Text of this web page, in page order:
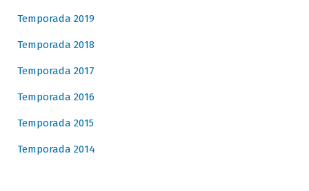
Temporada 2019
Temporada 2018
Temporada 2017
Temporada 2016
Temporada 2015
Temporada 2014